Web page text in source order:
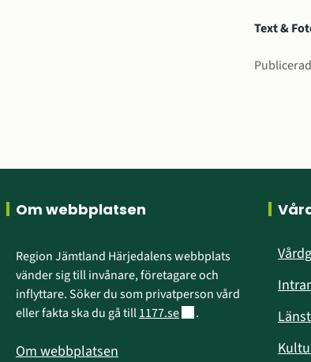
Text &
Sidfot
Om webbplatsen
Region Jämtland Härjedalens webbplats
vänder sig till invånare, företagare och
inflyttare. Söker du som privatperson vård
eller fakta ska du gå till 1177.seLänk till annan
.
Om webbplatsen